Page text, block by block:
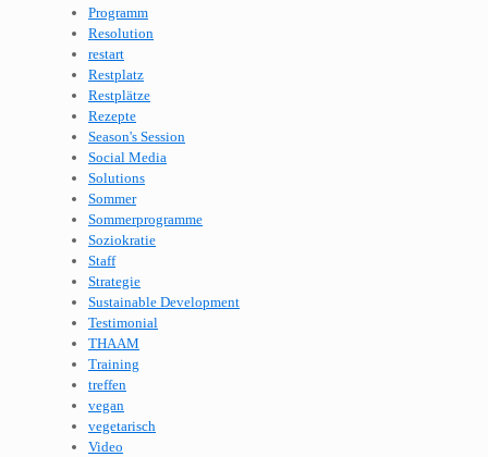
Programm
Resolution
restart
Restplatz
Restplätze
Rezepte
Season's Session
Social Media
Solutions
Sommer
Sommerprogramme
Soziokratie
Staff
Strategie
Sustainable Development
Testimonial
THAAM
Training
treffen
vegan
vegetarisch
Video